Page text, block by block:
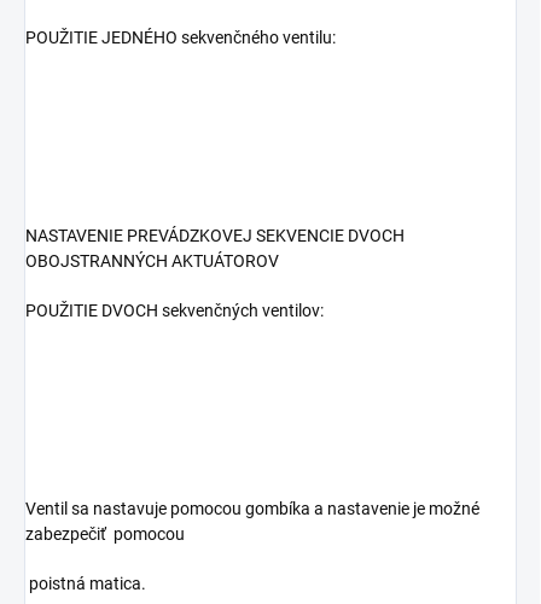
POUŽITIE JEDNÉHO sekvenčného ventilu:
NASTAVENIE PREVÁDZKOVEJ SEKVENCIE DVOCH
OBOJSTRANNÝCH AKTUÁTOROV
POUŽITIE DVOCH sekvenčných ventilov:
Ventil sa nastavuje pomocou gombíka a nastavenie je možné
zabezpečiť pomocou
poistná matica.